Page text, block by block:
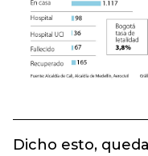
Dicho esto,